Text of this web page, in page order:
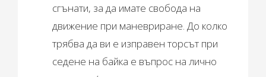
сгънати, за да имате свобода на
движение при маневриране. До колко
трябва да ви е изправен торсът при
седене на байка е въпрос на лично